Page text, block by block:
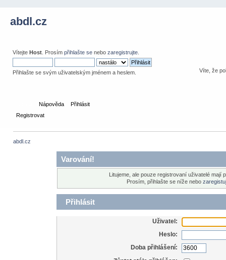
abdl.cz
Vítejte Host . Prosím přihlašte se nebo zaregistrujte
Přihlašte se svým uživatelským jménem a heslem. Víte, že
Nápověda
Přihlásit
Registrovat
abdl.cz
Varování!
Litujeme, ale pouze registrovaní uživatelé mají
Prosím, přihlašte se níže nebo
Přihlásit
Uživatel:
Heslo:
Doba přihlášení: